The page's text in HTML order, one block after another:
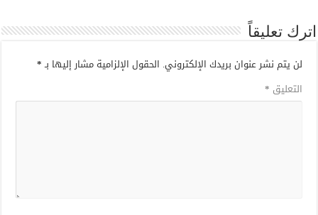
اترك تعليقاً
لن يتم نشر عنوان بريدك الإلكتروني. الحقول الإلزامية مشار إليها بـ *
التعليق *